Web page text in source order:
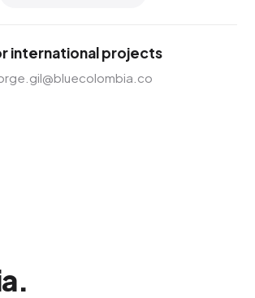
international projects
.